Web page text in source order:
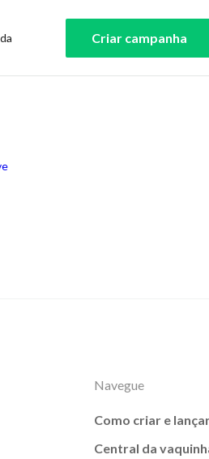
Criar campanha
Navegue
Como criar e
Central da